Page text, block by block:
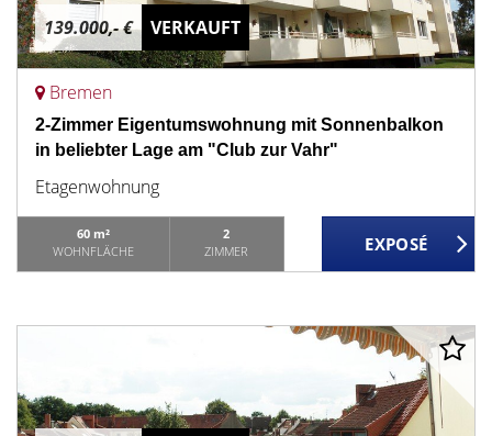
139.000,- € VERKAUFT
Bremen
2-Zimmer Eigentumswohnung mit Sonnenbalkon
in beliebter Lage am "Club zur Vahr"
Etagenwohnung
60 m²
WOHNFLÄCHE
2
ZIMMER